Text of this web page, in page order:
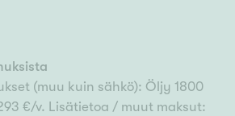
(muu kuin sähkö): Öljy 1800
€/v. Lisätietoa / muut maksut: